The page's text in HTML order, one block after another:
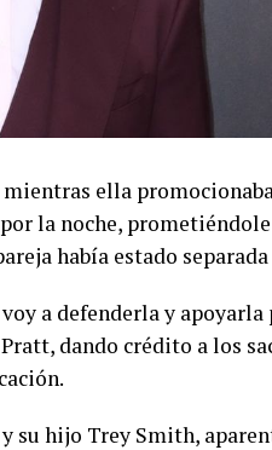
ella
la noche,
había estado separada
a defenderla y
dando crédito a los
su hijo Trey Smith,